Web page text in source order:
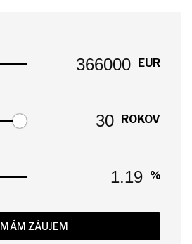
EUR
ROKOV
%
MÁM ZÁUJEM